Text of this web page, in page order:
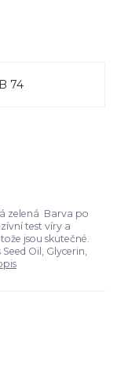
zelená Barva po
test víry a
jsou skutečné.
Oil, Glycerin,